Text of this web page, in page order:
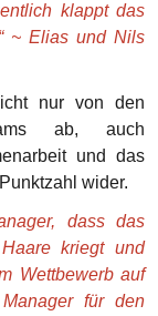
klappt das
~ Elias und Nils
nur von den
ab, auch
und das
wider.
dass das
kriegt und
Wettbewerb auf
für den